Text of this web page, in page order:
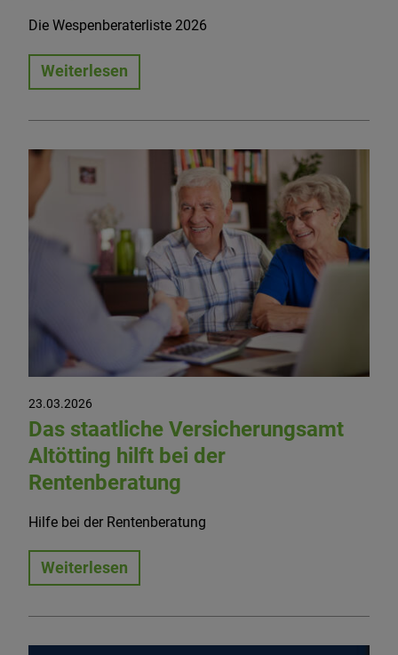
Die Wespenberaterliste 2026
Weiterlesen
23.03.2026
Das staatliche Versicherungsamt
Altötting hilft bei der
Rentenberatung
Hilfe bei der Rentenberatung
Weiterlesen